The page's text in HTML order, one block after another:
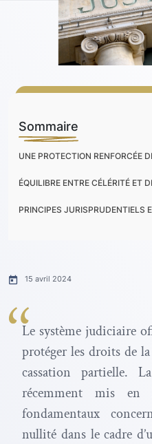
Sommaire
UNE PROTECTION RENFORCÉE
ÉQUILIBRE ENTRE CÉLÉRITÉ ET
PRINCIPES JURISPRUDENTIELS
15 avril 2024
Le système judiciaire
protéger les droits de
cassation partielle.
récemment mis en
fondamentaux
nullité dans le cadre